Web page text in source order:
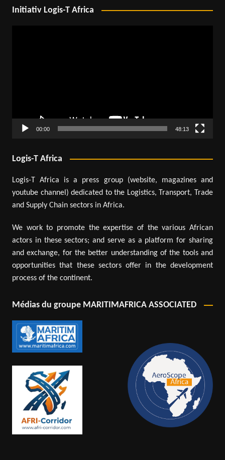
Initiativ Logis-T Africa
00:00 48:13
Logis-T Africa
Logis-T Africa is a press group (website, magazines and
youtube channel) dedicated to the Logistics, Transport, Trade
and Supply Chain sectors in Africa.
We work to promote the expertise of the various African
actors in these sectors; and serve as a platform for sharing
and exchange, for the better understanding of the tools and
opportunities that these sectors offer in the development
process of the continent.
Médias du groupe MARITIMAFRICA ASSOCIATED